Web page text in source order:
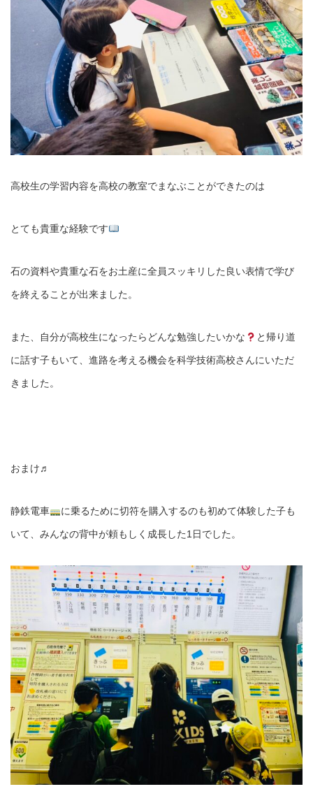
高校生の学習内容を高校の教室でまなぶことができたのは
とても貴重な経験です
石の資料や貴重な石をお土産に全員スッキリした良い表情で学び
を終えることが出来ました。
また、自分が高校生になったらどんな勉強したいかな と帰り道
に話す子もいて、進路を考える機会を科学技術高校さんにいただ
きました。
おまけ♬
静鉄電車 に乗るために切符を購入するのも初めて体験した子も
いて、みんなの背中が頼もしく成長した1日でした。